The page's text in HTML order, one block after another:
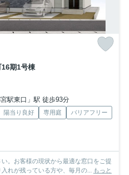
期1号棟
駅東口」駅 徒歩93分
陽当り良好 専用庭
バリアフリー
。お客様の現状から最適な窓口をご提
れが残っている方や、毎月の... もっと